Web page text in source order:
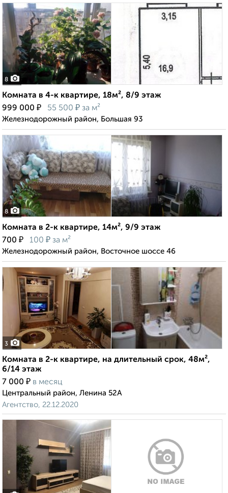
8
Комната в 4-к квартире, 18м², 8/9 этаж
999 000 ₽ 55 500 ₽ за м²
Железнодорожный район, Большая 93
8
Комната в 2-к квартире, 14м², 9/9 этаж
700 ₽ 100 ₽ за м²
Железнодорожный район, Восточное шоссе 46
3
Комната в 2-к квартире, на длительный срок, 48м²,
6/14 этаж
7 000 ₽ в месяц
Центральный район, Ленина 52А
Агентство, 22.12.2020